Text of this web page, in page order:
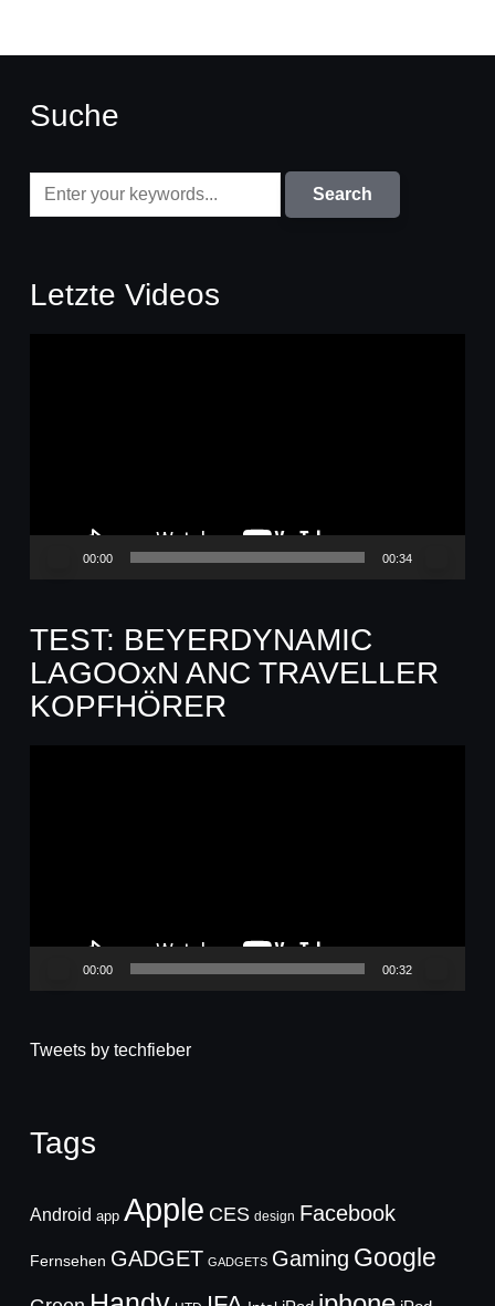
Suche
Letzte Videos
00:00 00:34
TEST: BEYERDYNAMIC
LAGOOxN ANC TRAVELLER
KOPFHÖRER
00:00 00:32
Tweets by techfieber
Tags
Android app Apple CES design Facebook
Fernsehen GADGET GADGETS Gaming Google